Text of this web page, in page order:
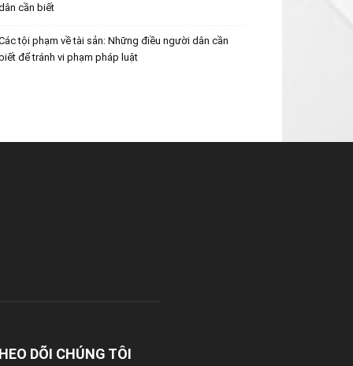
cần biết
tội phạm về tài sản: Những điều người dân cần
để tránh vi phạm pháp luật
DÕI CHÚNG TÔI